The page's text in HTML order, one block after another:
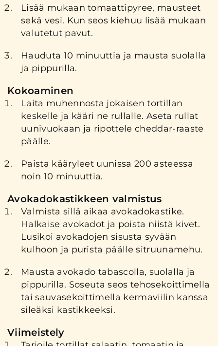
Lisää mukaan tomaattipyree, mausteet
sekä vesi. Kun seos kiehuu lisää mukaan
valutetut pavut.
Hauduta 10 minuuttia ja mausta suolalla
ja pippurilla.
Kokoaminen
Laita muhennosta jokaisen tortillan
keskelle ja kääri ne rullalle. Aseta rullat
uunivuokaan ja ripottele cheddar-raaste
päälle.
Paista kääryleet uunissa 200 asteessa
noin 10 minuuttia.
Avokadokastikkeen valmistus
Valmista sillä aikaa avokadokastike.
Halkaise avokadot ja poista niistä kivet.
Lusikoi avokadojen sisusta syvään
kulhoon ja purista päälle sitruunamehu.
Mausta avokado tabascolla, suolalla ja
pippurilla. Soseuta seos tehosekoittimella
tai sauvasekoittimella kermaviilin kanssa
sileäksi kastikkeeksi.
Viimeistely